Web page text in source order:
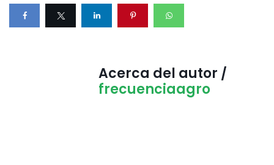
Acerca del autor /
frecuenciaagro